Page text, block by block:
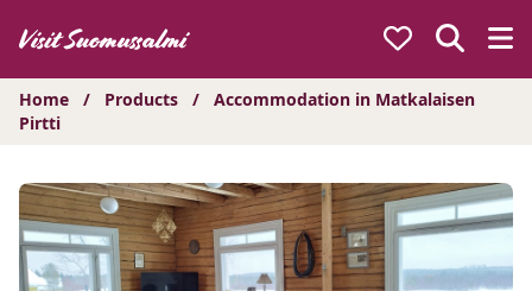
sisältöön
Home / Products /
Accommodation in Matkalaisen
Pirtti